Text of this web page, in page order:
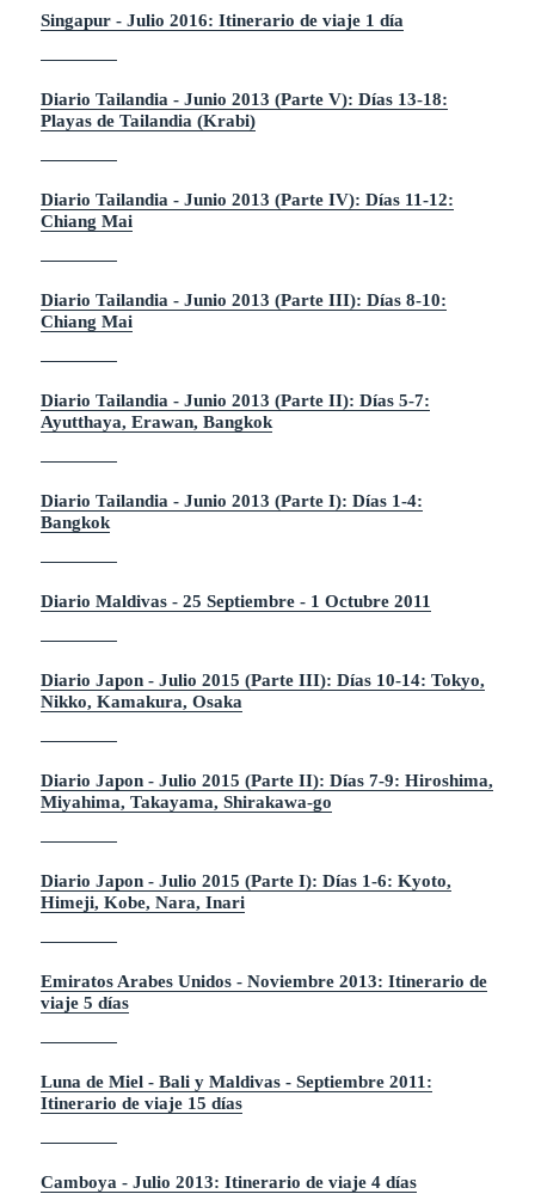
Singapur - Julio 2016: Itinerario de viaje 1 día
Diario Tailandia - Junio 2013 (Parte V): Días 13-18:
Playas de Tailandia (Krabi)
Diario Tailandia - Junio 2013 (Parte IV): Días 11-12:
Chiang Mai
Diario Tailandia - Junio 2013 (Parte III): Días 8-10:
Chiang Mai
Diario Tailandia - Junio 2013 (Parte II): Días 5-7:
Ayutthaya, Erawan, Bangkok
Diario Tailandia - Junio 2013 (Parte I): Días 1-4:
Bangkok
Diario Maldivas - 25 Septiembre - 1 Octubre 2011
Diario Japon - Julio 2015 (Parte III): Días 10-14: Tokyo,
Nikko, Kamakura, Osaka
Diario Japon - Julio 2015 (Parte II): Días 7-9: Hiroshima,
Miyahima, Takayama, Shirakawa-go
Diario Japon - Julio 2015 (Parte I): Días 1-6: Kyoto,
Himeji, Kobe, Nara, Inari
Emiratos Arabes Unidos - Noviembre 2013: Itinerario de
viaje 5 días
Luna de Miel - Bali y Maldivas - Septiembre 2011:
Itinerario de viaje 15 días
Camboya - Julio 2013: Itinerario de viaje 4 días